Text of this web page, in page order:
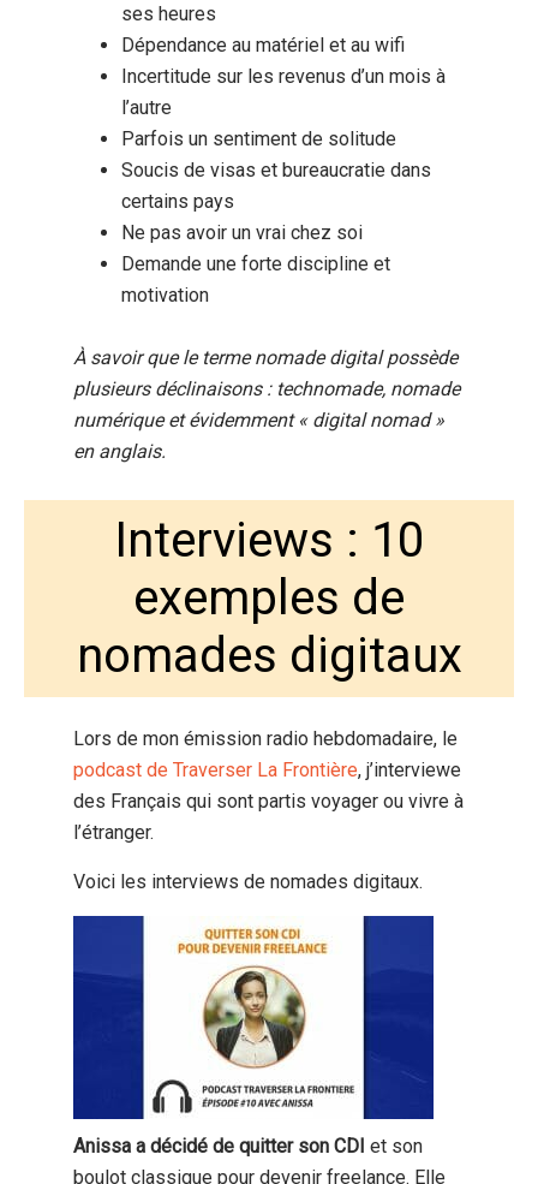
ses heures
Dépendance au matériel et au wifi
Incertitude sur les revenus d’un mois à
l’autre
Parfois un sentiment de solitude
Soucis de visas et bureaucratie dans
certains pays
Ne pas avoir un vrai chez soi
Demande une forte discipline et
motivation
À savoir que le terme nomade digital possède
plusieurs déclinaisons : technomade, nomade
numérique et évidemment « digital nomad »
en anglais.
Interviews : 10
exemples de
nomades digitaux
Lors de mon émission radio hebdomadaire, le
podcast de Traverser La Frontière, j’interviewe
des Français qui sont partis voyager ou vivre à
l’étranger.
Voici les interviews de nomades digitaux.
Anissa a décidé de quitter son CDI et son
boulot classique pour devenir freelance. Elle